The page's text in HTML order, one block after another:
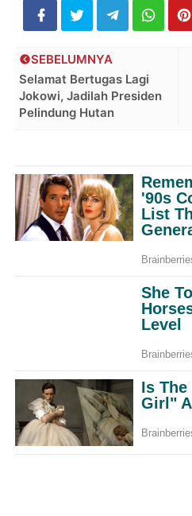
SEBELUMNYA
Selamat Bertugas Lagi
Jokowi, Jadilah Presiden
Pelindung Hutan